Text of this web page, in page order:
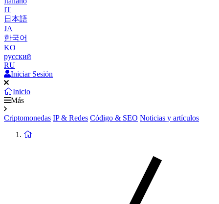
IT
日本語
JA
한국어
KO
русский
RU
Iniciar Sesión
Inicio
Más
Criptomonedas IP & Redes Código & SEO Noticias y artículos